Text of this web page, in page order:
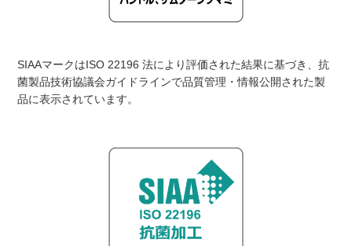
SIAAマークはISO 22196 法により評価された結果に基づき、抗
菌製品技術協議会ガイドラインで品質管理・情報公開された製
品に表示されています。